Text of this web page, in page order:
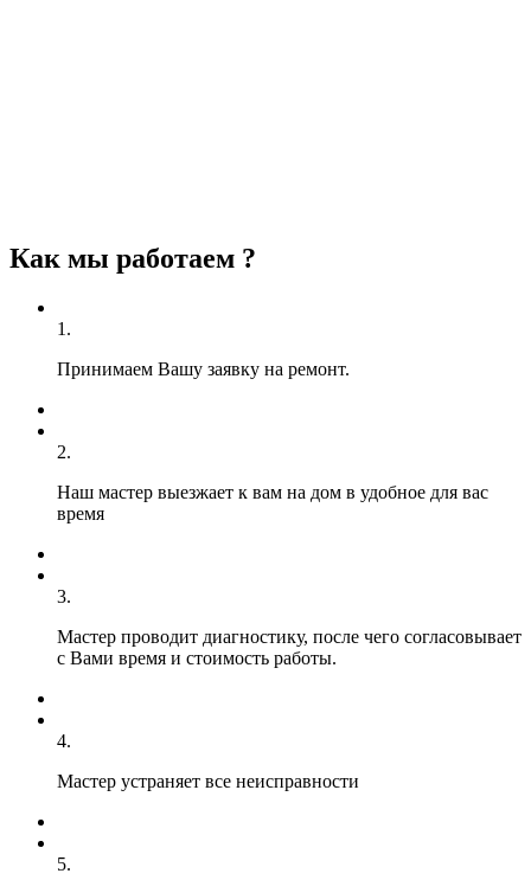
Как мы работаем ?
1.
Принимаем Вашу заявку на ремонт.
2.
Наш мастер выезжает к вам на дом в удобное для вас
время
3.
Мастер проводит диагностику, после чего согласовывает
с Вами время и стоимость работы.
4.
Мастер устраняет все неисправности
5.